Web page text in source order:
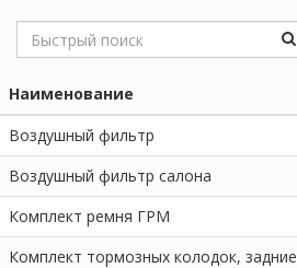
Наименование
Воздушный фильтр
Воздушный фильтр салона
Комплект ремня ГРМ
Комплект тормозных колодок, задние